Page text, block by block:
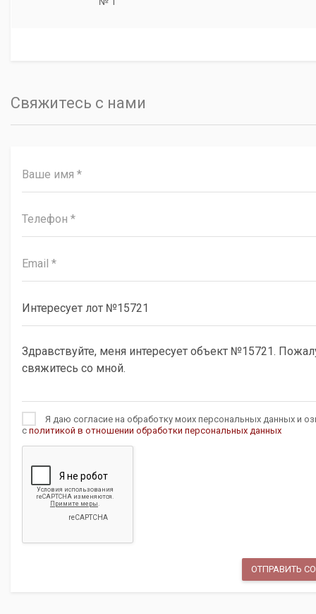
Свяжитесь с нами
Я даю согласие на обработку моих персональных данных и
с политикой в отношении обработки персональных данных